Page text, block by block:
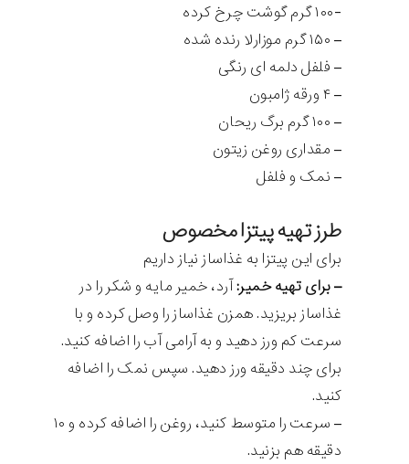
-۱۰۰ گرم گوشت چرخ کرده
– ۱۵۰ گرم موزارلا رنده شده
– فلفل دلمه ای رنگی
– ۴ ورقه ژامبون
– ۱۰۰ گرم برگ ریحان
– مقداری روغن زیتون
– نمک و فلفل
طرز تهیه پیتزا مخصوص
برای این پیتزا به غذاساز نیاز داریم
– برای تهیه خمیر:آرد، خمیر مایه و شکر را در
غذاساز بریزید. همزن غذاساز را وصل کرده و با
سرعت کم ورز دهید و به آرامی آب را اضافه کنید.
برای چند دقیقه ورز دهید. سپس نمک را اضافه
کنید.
– سرعت را متوسط کنید، روغن را اضافه کرده و ۱۰
دقیقه هم بزنید.